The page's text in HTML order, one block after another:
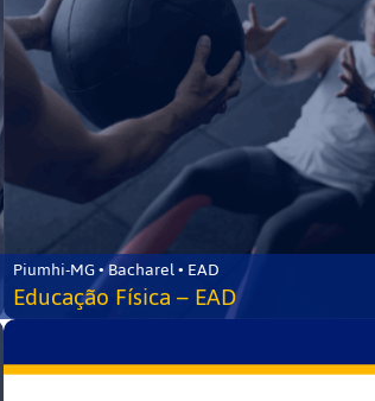
Piumhi-MG • Bacharel • EAD
Educação Física – EAD